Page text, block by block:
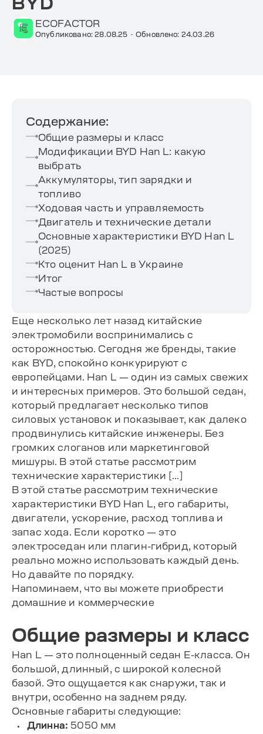
ECOFACTOR
Опубликовано: 28.08.25 · Обновлено: 24.03.26
Содержание:
Общие размеры и класс
Модификации BYD Han L: какую
выбрать
Аккумуляторы, тип зарядки и
топливо
Ходовая часть и управляемость
Двигатель и технические детали
Основные характеристики BYD Han L
(2025)
Кто оценит Han L в Украине
Итог
Частые вопросы
Еще несколько лет назад китайские
электромобили воспринимались с
осторожностью. Сегодня же бренды, такие
как BYD, спокойно конкурируют с
европейцами. Han L — один из самых свежих
и интересных примеров. Это большой седан,
который предлагает несколько типов
силовых установок и показывает, как далеко
продвинулись китайские инженеры. Без
громких слоганов или маркетинговой
мишуры. В этой статье рассмотрим
технические характеристики […]
В этой статье рассмотрим технические
характеристики BYD Han L, его габариты,
двигатели, ускорение, расход топлива и
запас хода. Если коротко — это
электроседан или плагин-гибрид, который
реально можно использовать каждый день.
Но давайте по порядку.
Напоминаем, что вы можете приобрести
домашние и коммерческие
Общие размеры и класс
Han L — это полноценный седан E-класса. Он
большой, длинный, с широкой колесной
базой. Это ощущается как снаружи, так и
внутри, особенно на заднем ряду.
Основные габариты следующие:
Длинна: 5050 мм